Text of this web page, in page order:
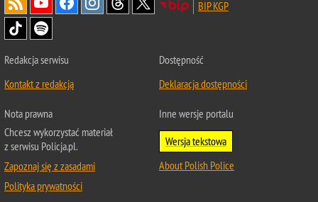
BIP KGP
Redakcja serwisu
Kontakt z redakcją
Dostępność
Deklaracja dostępności
Nota prawna
Chcesz wykorzystać materiał
z serwisu Policja.pl.
Zapoznaj się z zasadami
Polityka prywatności
Inne wersje portalu
Wersja tekstowa
About Polish Police